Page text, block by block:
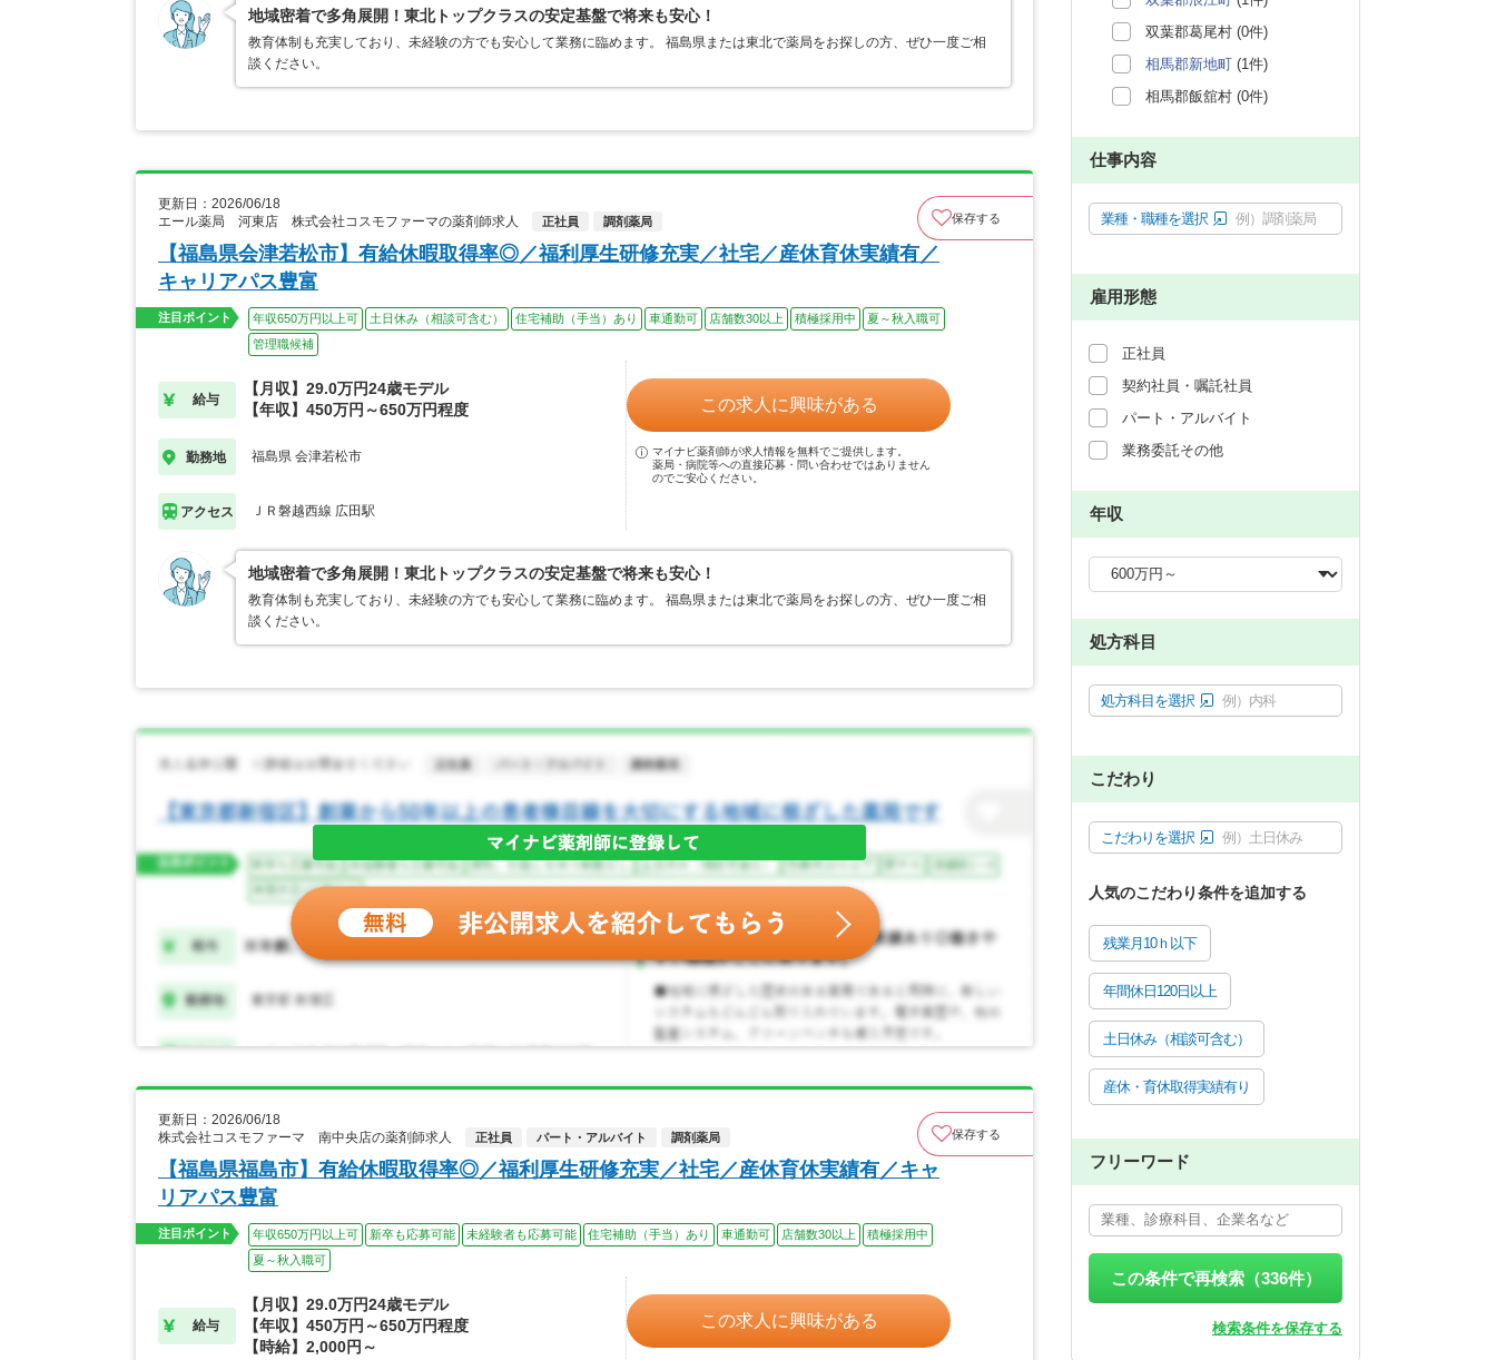
地域密着で多角展開！東北トップクラスの安定基盤で将来も安心！
教育体制も充実しており、未経験の方でも安心して業務に臨めます。 福島県または東北で薬局をお探しの方、ぜひ一度ご相
談ください。
更新日：2026/06/18
エール薬局 河東店 株式会社コスモファーマの薬剤師求人
正社員 調剤薬局 保存する
【福島県会津若松市】有給休暇取得率◎／福利厚生研修充実／社宅／産休育休実績有／
キャリアパス豊富
注目ポイント 年収650万円以上可 土日休み（相談可含む） 住宅補助（手当）あり 車通勤可 店舗数30以上 積極採用中
夏～秋入職可
管理職候補
給与
【月収】29.0万円24歳モデル
【年収】450万円～650万円程度
勤務地 福島県 会津若松市
アクセス ＪＲ磐越西線 広田駅
この求人に興味がある
マイナビ薬剤師が求人情報を無料でご提供します。
薬局・病院等への直接応募・問い合わせではありません
のでご安心ください。
地域密着で多角展開！東北トップクラスの安定基盤で将来も安心！
教育体制も充実しており、未経験の方でも安心して業務に臨めます。 福島県または東北で薬局をお探しの方、ぜひ一度ご相
談ください。
更新日：2026/06/18
株式会社コスモファーマ 南中央店の薬剤師求人
正社員 パート・アルバイト 調剤薬局 保存する
【福島県福島市】有給休暇取得率◎／福利厚生研修充実／社宅／産休育休実績有／キャ
リアパス豊富
注目ポイント 年収650万円以上可 新卒も応募可能 未経験者も応募可能 住宅補助（手当）あり 車通勤可 店舗数30以上
積極採用中
夏～秋入職可
給与
【月収】29.0万円24歳モデル
【年収】450万円～650万円程度
【時給】2,000円～
この求人に興味がある
双葉郡葛尾村 (0件)
相馬郡新地町 (1件)
相馬郡飯舘村 (0件)
仕事内容
業種・職種を選択 例）調剤薬局
雇用形態
正社員
契約社員・嘱託社員
パート・アルバイト
業務委託その他
年収
処方科目
処方科目を選択 例）内科
こだわり
こだわりを選択 例）土日休み
人気のこだわり条件を追加する
残業月10ｈ以下
年間休日120日以上
土日休み（相談可含む）
産休・育休取得実績有り
フリーワード
この条件で再検索（336件）
検索条件を保存する